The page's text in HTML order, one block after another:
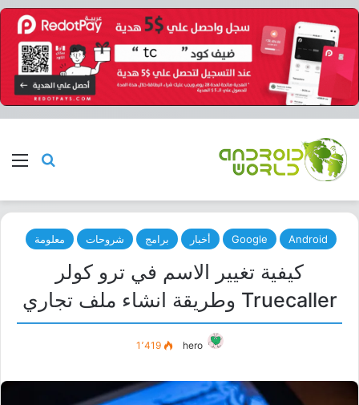
بحث
Android
Google أخبار برامج شروحات معلومة
كيفية تغيير الاسم في ترو كولر
Truecaller وطريقة انشاء ملف تجاري
hero 1٬419